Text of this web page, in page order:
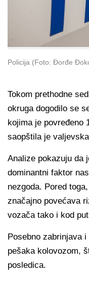
Policija (Foto: Đorđe
Tokom prethodne
okruga dogodilo se
kojima je povređeno
saopštila je
Analize pokazuju da
dominantni faktor
nezgoda. Pored
značajno povećava
vozača tako i kod
Posebno zabrinjava
pešaka kolovozom,
posledica.